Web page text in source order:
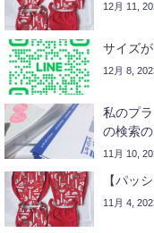
12月 11,
サイズ
12月 8,
私のプ
の検索
11月 10,
【パッ
11月 4,